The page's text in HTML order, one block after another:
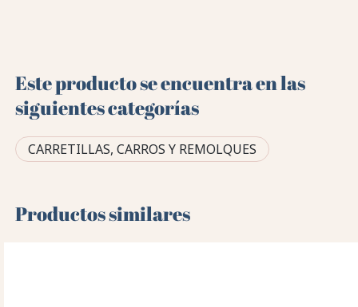
Este producto se encuentra en las
siguientes categorías
CARRETILLAS, CARROS Y REMOLQUES
Productos similares